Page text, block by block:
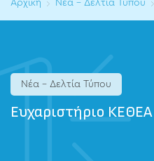
Αρχική Νέα - Δελτία Τύπου
Νέα - Δελτία Τύπου
Ευχαριστήριο ΚΕΘΕΑ